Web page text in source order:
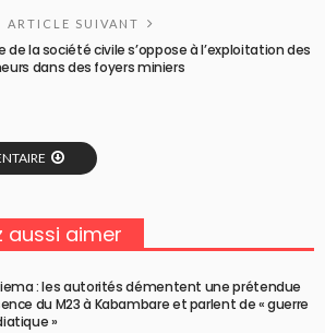
ARTICLE SUIVANT
la société civile s’oppose à l’exploitation des
dans des foyers miniers
aussi aimer
: les autorités démentent une prétendue
du M23 à Kabambare et parlent de « guerre
»